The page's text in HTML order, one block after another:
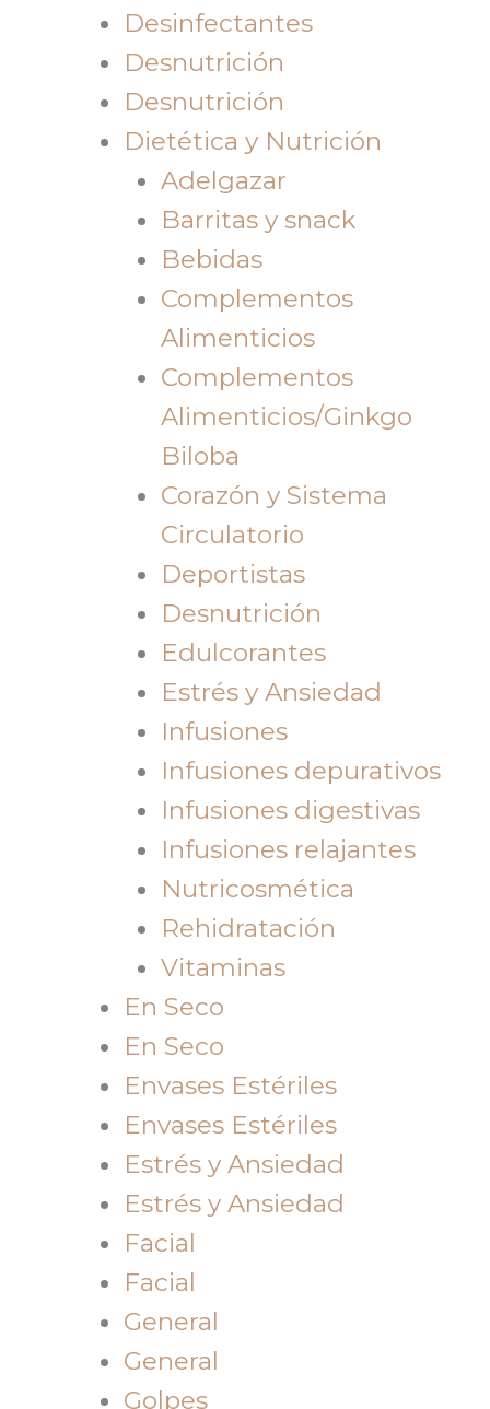
Desinfectantes
Desnutrición
Desnutrición
Dietética y Nutrición
Adelgazar
Barritas y snack
Bebidas
Complementos
Alimenticios
Complementos
Alimenticios/Ginkgo
Biloba
Corazón y Sistema
Circulatorio
Deportistas
Desnutrición
Edulcorantes
Estrés y Ansiedad
Infusiones
Infusiones depurativos
Infusiones digestivas
Infusiones relajantes
Nutricosmética
Rehidratación
Vitaminas
En Seco
En Seco
Envases Estériles
Envases Estériles
Estrés y Ansiedad
Estrés y Ansiedad
Facial
Facial
General
General
Golpes